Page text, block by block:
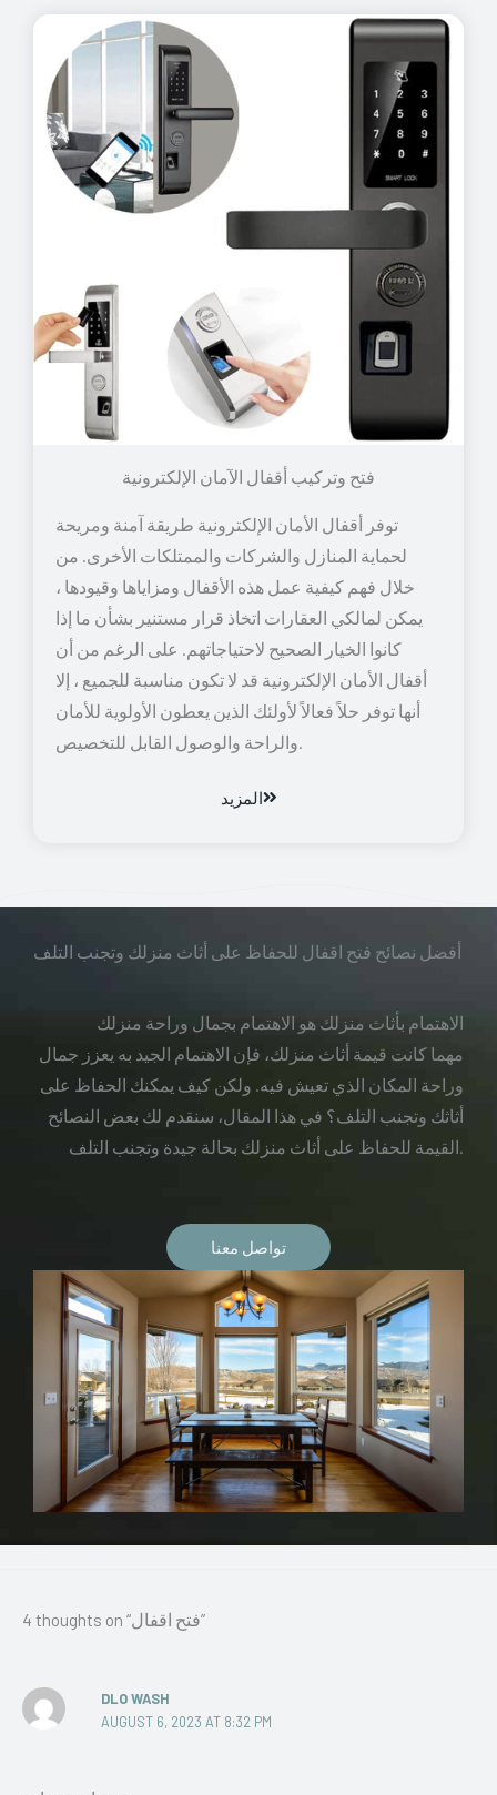
توفر أقفال الأمان الإلكترونية طريقة آمنة ومريحة
لحماية المنازل والشركات والممتلكات الأخرى. من
خلال فهم كيفية عمل هذه الأقفال ومزاياها وقيودها ،
يمكن لمالكي العقارات اتخاذ قرار مستنير بشأن ما إذا
كانوا الخيار الصحيح لاحتياجاتهم. على الرغم من أن
أقفال الأمان الإلكترونية قد لا تكون مناسبة للجميع ، إلا
أنها توفر حلاً فعالاً لأولئك الذين يعطون الأولوية للأمان
والراحة والوصول القابل للتخصيص.
المزيد
أفضل نصائح فتح اقفال للحفاظ على أثاث منزلك وتجنب التلف
الاهتمام بأثاث منزلك هو الاهتمام بجمال وراحة منزلك
مهما كانت قيمة أثاث منزلك، فإن الاهتمام الجيد به يعزز جمال
وراحة المكان الذي تعيش فيه. ولكن كيف يمكنك الحفاظ على
أثاثك وتجنب التلف؟ في هذا المقال، سنقدم لك بعض النصائح
القيمة للحفاظ على أثاث منزلك بحالة جيدة وتجنب التلف.
تواصل معنا
4 thoughts on “فتح اقفال”
DLO WASH
AUGUST 6, 2023 AT 8:32 PM